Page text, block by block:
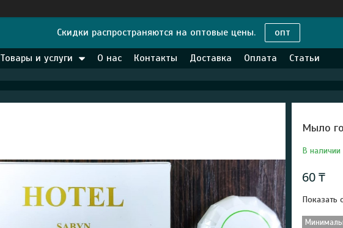
Скидки распространяются на оптовые цены. опт
Товары и услуги О нас Контакты Доставка Оплата Статьи
Мыло
В наличии
60 ₸
Показать